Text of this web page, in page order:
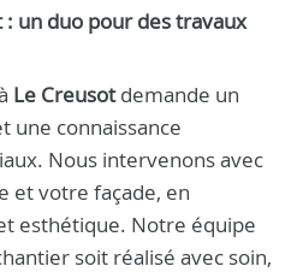
un duo pour des travaux
Le Creusotdemande un
une connaissance
Nous intervenons avec
et votre façade, en
esthétique. Notre équipe
soit réalisé avec soin,